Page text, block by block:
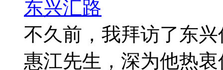
不久前，我拜访了东
惠江先生，深为他热